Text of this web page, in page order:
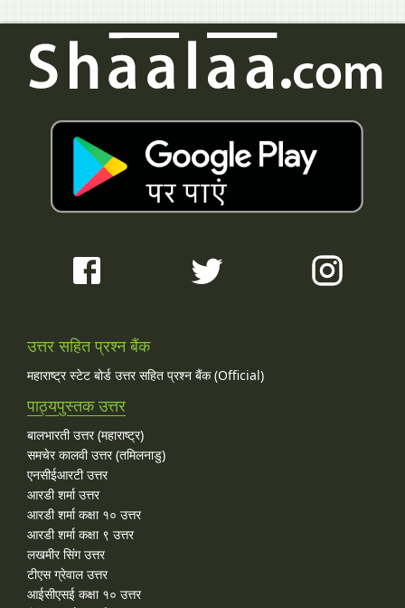
उत्तर सहित प्रश्न बैंक
महाराष्ट्र स्टेट बोर्ड उत्तर सहित प्रश्न बैंक (Official)
पाठ्यपुस्तक उत्तर
बालभारती उत्तर (महाराष्ट्र)
समचेर कालवी उत्तर (तमिलनाडु)
एनसीईआरटी उत्तर
आरडी शर्मा उत्तर
आरडी शर्मा कक्षा १० उत्तर
आरडी शर्मा कक्षा ९ उत्तर
लखमीर सिंग उत्तर
टीएस ग्रेवाल उत्तर
आईसीएसई कक्षा १० उत्तर